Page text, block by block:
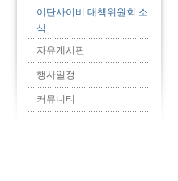
이단사이비 대책위원회 소
식
자유게시판
행사일정
커뮤니티